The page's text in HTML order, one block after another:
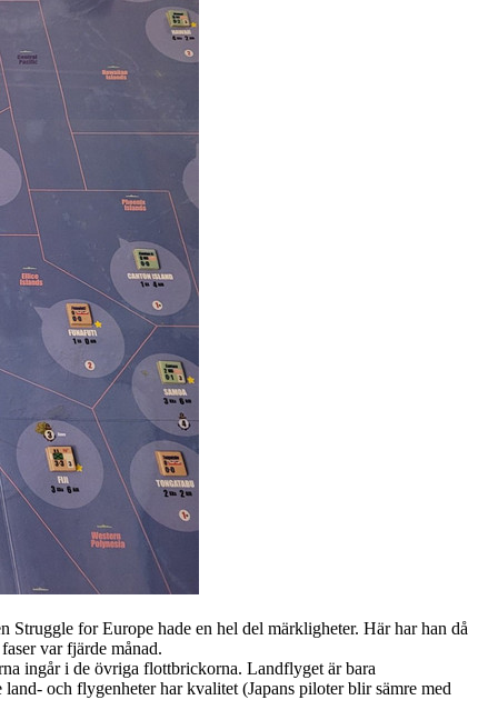
for Europe hade en hel del märkligheter. Här har han då
var fjärde månad.
ingår i de övriga flottbrickorna. Landflyget är bara
och flygenheter har kvalitet (Japans piloter blir sämre med